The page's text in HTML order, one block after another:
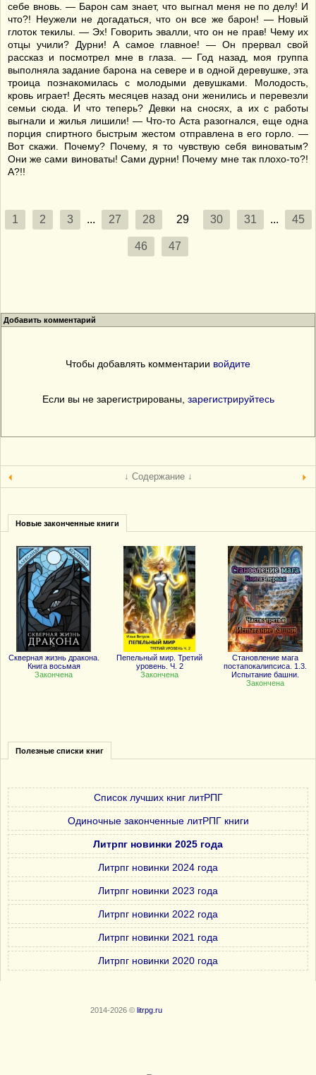
себе вновь. — Барон сам знает, что выгнал меня не по делу! И
что?! Неужели не догадаться, что он все же барон! — Новый
глоток текилы. — Эх! Говорить эвалли, что он не прав! Чему их
отцы учили? Дурни! А самое главное! — Он прервал свой
рассказ и посмотрел мне в глаза. — Год назад, моя группа
выполняла задание барона на севере и в одной деревушке, эта
троица познакомилась с молодыми девушками. Молодость,
кровь играет! Десять месяцев назад они женились и перевезли
семьи сюда. И что теперь? Девки на сносях, а их с работы
выгнали и жилья лишили! — Что-то Аста разогнался, еще одна
порция спиртного быстрым жестом отправлена в его горло. —
Вот скажи. Почему? Почему, я то чувствую себя виноватым?
Они же сами виноваты! Сами дурни! Почему мне так плохо-то?!
А?!!
1 2 3 ... 27 28 29 30 31 ... 45
46 47
Добавить комментарий
Чтобы добавлять комментарии войдите
Если вы не зарегистрированы, зарегистрируйтесь
↓ Содержание ↓
Новые законченные книги
Скверная жизнь дракона.
Книга восьмая
Закончена
Пепельный мир. Третий
уровень. Ч. 2
Закончена
Становление мага
постапокалипсиса. 1.3.
Испытание башни.
Закончена
Полезные списки книг
Список лучших книг литРПГ
Одиночные законченные литРПГ книги
Литрпг новинки 2025 года
Литрпг новинки 2024 года
Литрпг новинки 2023 года
Литрпг новинки 2022 года
Литрпг новинки 2021 года
Литрпг новинки 2020 года
2014-2026 © litrpg.ru